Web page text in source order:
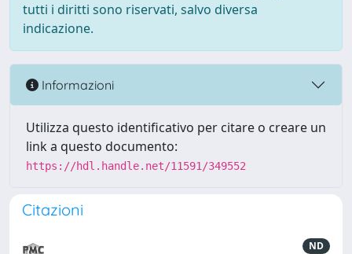
tutti i diritti sono riservati, salvo diversa
indicazione.
Informazioni
Utilizza questo identificativo per citare o creare un
link a questo documento:
https://hdl.handle.net/11591/349552
Citazioni
ND